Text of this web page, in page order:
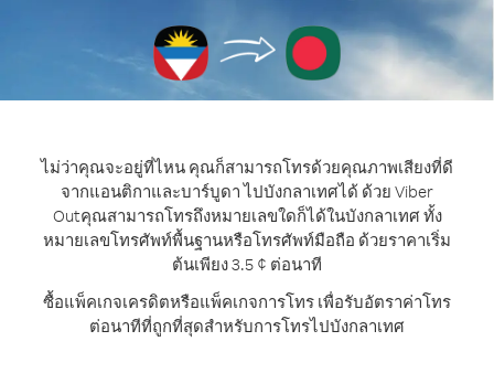
ไม่ว่าคุณจะอยู่ที่ไหน คุณก็สามารถโทรด้วยคุณภาพเสียงที่ดี
จากแอนติกาและบาร์บูดา ไปบังกลาเทศได้ ด้วย Viber
Outคุณสามารถโทรถึงหมายเลขใดก็ได้ในบังกลาเทศ ทั้ง
หมายเลขโทรศัพท์พื้นฐานหรือโทรศัพท์มือถือ ด้วยราคาเริ่ม
ต้นเพียง 3.5 ¢ ต่อนาที
ซื้อแพ็คเกจเครดิตหรือแพ็คเกจการโทร เพื่อรับอัตราค่าโทร
ต่อนาทีที่ถูกที่สุดสำหรับการโทรไปบังกลาเทศ